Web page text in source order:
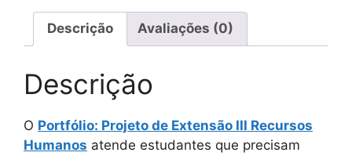
Descrição Avaliações (0)
Descrição
O Portfólio: Projeto de Extensão III Recursos
Humanos atende estudantes que precisam